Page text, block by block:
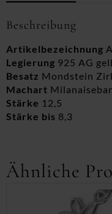
Beschreibung
Artikelbezeichnung
Legierung 925 AG
Besatz Mondstein
Machart
Stärke 12,5
Stärke bis 8,3
Ähnliche